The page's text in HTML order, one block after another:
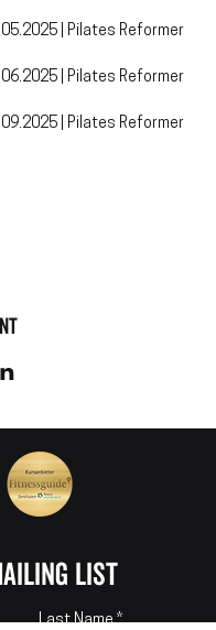
| Pilates Reformer
| Pilates Reformer
| Pilates Reformer
list
Last Name